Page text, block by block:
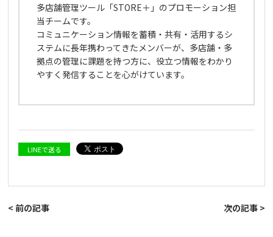
多店舗管理ツール「STORE＋」のプロモーション担
当チームです。
コミュニケーション情報を蓄積・共有・活用するシ
ステムに長年携わってきたメンバーが、多店舗・多
拠点の管理に課題を持つ方に、役立つ情報をわかり
やすく発信することを心がけています。
LINEで送る
< 前の記事 次の記事 >